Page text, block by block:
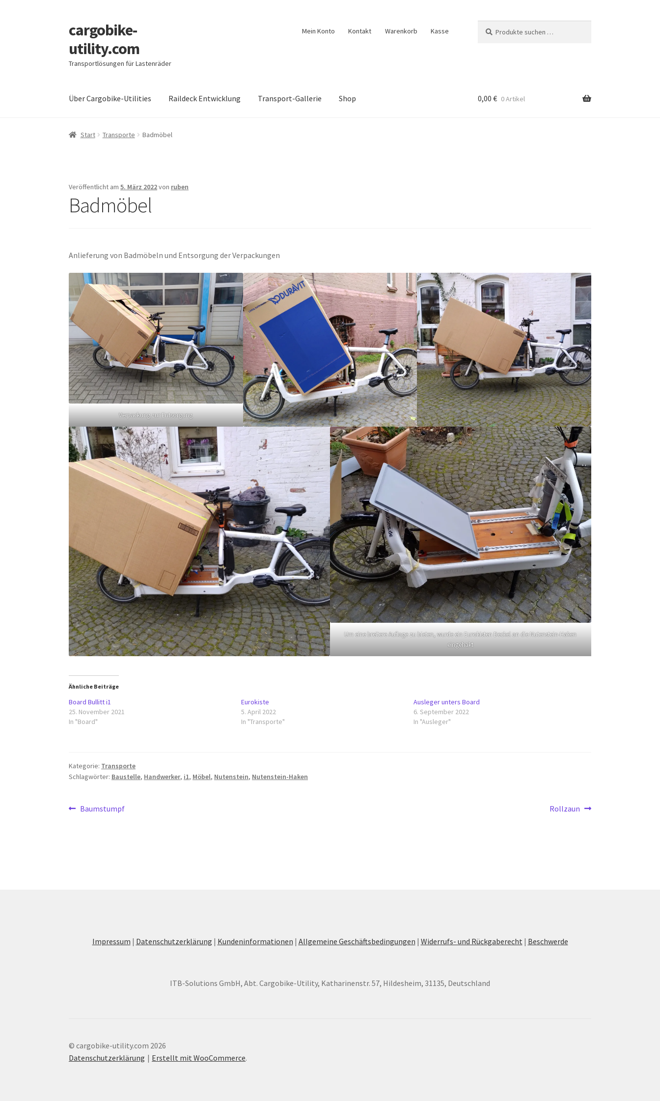
Zur
Navigation
springen
Zum
Inhalt
springen
cargobike-
utility.com
Transportlösungen für Lastenräder
Mein Konto Kontakt Warenkorb Kasse
nach:
Über Cargobike-Utilities Raildeck Entwicklung Transport-Gallerie Shop 0,00 € 0 Artikel
Start Transporte Badmöbel
Veröffentlicht am5. März 2022von ruben
Badmöbel
Anlieferung von Badmöbeln und Entsorgung der Verpackungen
Verpackung zur Entsorgung
Um eine breitere Auflage zu bieten, wurde ein Eurokisten Deckel an die Nutenstein-Haken
eingehakt
Ähnliche Beiträge
Board Bullitt i1
25. November 2021
In "Board"
Eurokiste
5. April 2022
In "Transporte"
Ausleger unters Board
6. September 2022
In "Ausleger"
Kategorie: Transporte
Schlagwörter: Baustelle, Handwerker, i1, Möbel, Nutenstein, Nutenstein-Haken
Beitragsnavigation
Vorheriger
Baumstumpf
Nächster
Rollzaun
Impressum | Datenschutzerklärung | Kundeninformationen | Allgemeine Geschäftsbedingungen | Widerrufs- und Rückgaberecht | Beschwerde
ITB-Solutions GmbH, Abt. Cargobike-Utility, Katharinenstr. 57, Hildesheim, 31135, Deutschland
© cargobike-utility.com 2026
Datenschutzerklärung
Erstellt mit WooCommerce.